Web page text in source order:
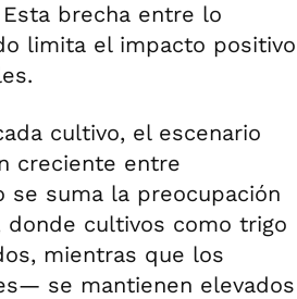
brecha entre lo
limita el impacto positivo
cultivo, el escenario
creciente entre
se suma la preocupación
donde cultivos como trigo
mientras que los
se mantienen elevados